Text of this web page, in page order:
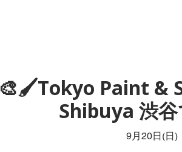
🎨🖌Tokyo Paint &
Shibuya 渋
9月20日(日)